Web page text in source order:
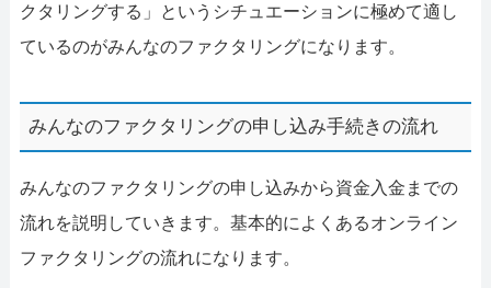
クタリングする」というシチュエーションに極めて適し
ているのがみんなのファクタリングになります。
みんなのファクタリングの申し込み手続きの流れ
みんなのファクタリングの申し込みから資金入金までの
流れを説明していきます。基本的によくあるオンライン
ファクタリングの流れになります。